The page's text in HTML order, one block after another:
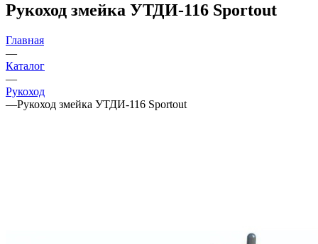
Рукоход змейка УТДИ-116 Sportout
Главная
—
Каталог
—
Рукоход
—Рукоход змейка УТДИ-116 Sportout